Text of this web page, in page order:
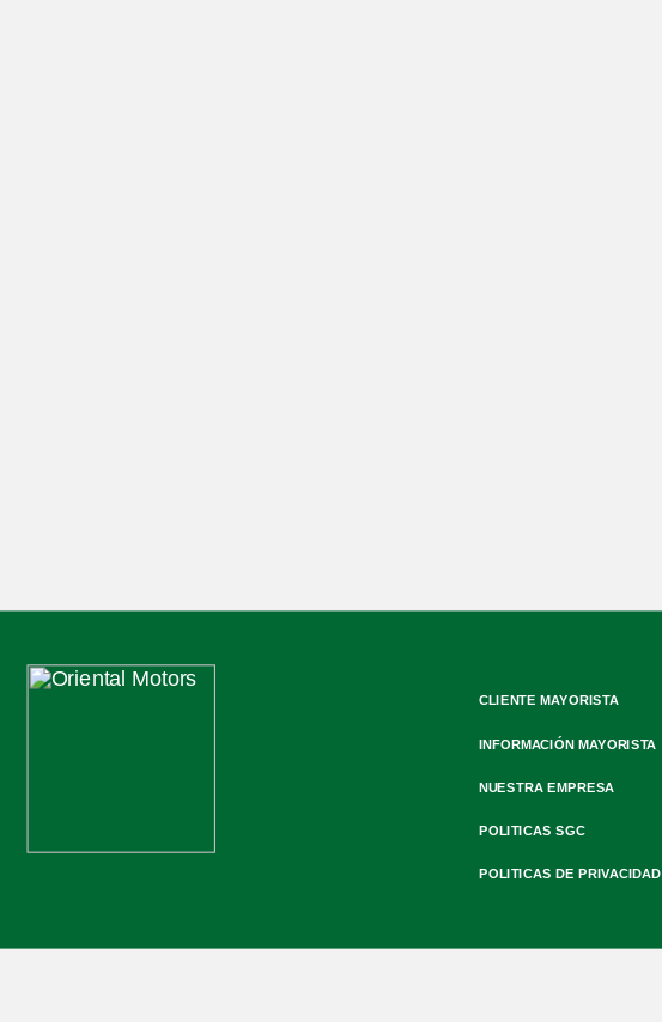
CLIENTE MAYORISTA
INFORMACIÓN MAYORISTA
NUESTRA EMPRESA
POLITICAS SGC
POLITICAS DE PRIVACIDAD